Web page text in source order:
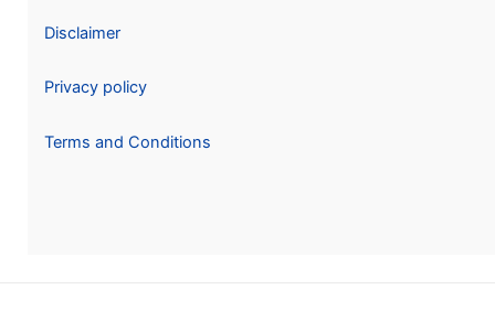
Disclaimer
Privacy policy
Terms and Conditions